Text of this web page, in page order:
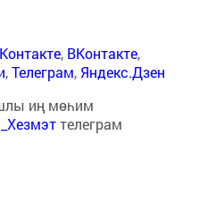
, ВКонтакте,
,Телеграм, Яндекс.Дзен
иң мөһим
телеграм